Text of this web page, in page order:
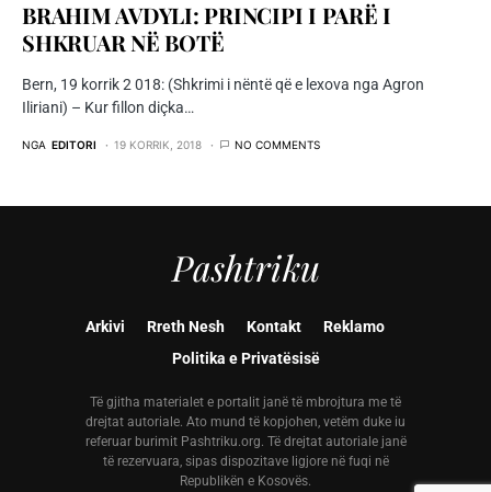
BRAHIM AVDYLI: PRINCIPI I PARË I
SHKRUAR NË BOTË
Bern, 19 korrik 2 018: (Shkrimi i nëntë që e lexova nga Agron
Iliriani) – Kur fillon diçka…
NGA EDITORI 19 KORRIK, 2018 NO COMMENTS
Pashtriku
Arkivi Rreth Nesh Kontakt
Reklamo
Politika e Privatësisë
Të gjitha materialet e portalit janë të mbrojtura me të
drejtat autoriale. Ato mund të kopjohen, vetëm duke iu
referuar burimit Pashtriku.org. Të drejtat autoriale janë
të rezervuara, sipas dispozitave ligjore në fuqi në
Republikën e Kosovës.